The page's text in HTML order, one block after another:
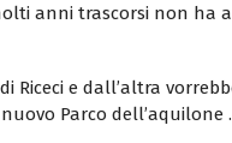
anni trascorsi non
e dall’altra
Parco dell’aquilone